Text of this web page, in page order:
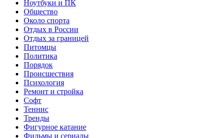
Ноутбуки и ПК
Общество
Около спорта
Отдых в России
Отдых за границей
Питомцы
Политика
Порядок
Происшествия
Психология
Ремонт и стройка
Софт
Теннис
Тренды
Фигурное катание
Фильмы и сериалы